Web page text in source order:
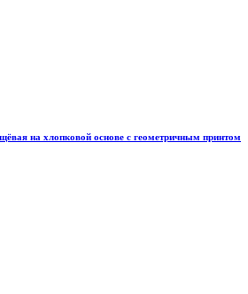
на хлопковой основе с геометричным принтом